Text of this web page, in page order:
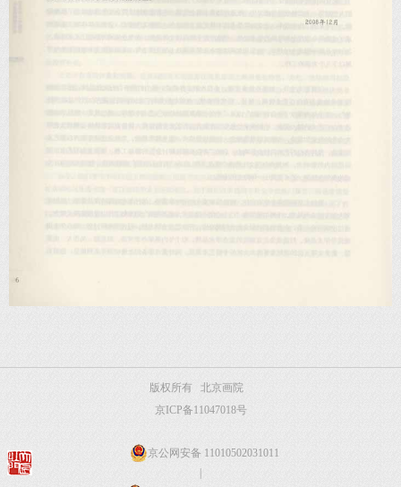
版权所有 北京画院
京ICP备11047018号
京公网安备 11010502031011
|